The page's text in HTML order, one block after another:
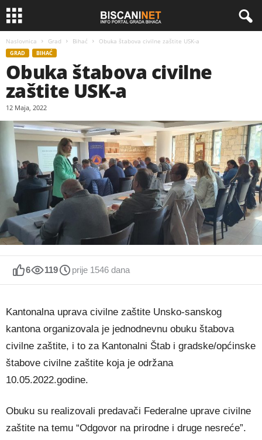
Naslovnica Grad Bihać Obuka štabova civilne zaštite USK-a
GRAD BIHAĆ
Obuka štabova civilne
zaštite USK-a
12 Maja, 2022
6 119 prije 1546 dana
Kantonalna uprava civilne zaštite Unsko-sanskog
kantona organizovala je jednodnevnu obuku štabova
civilne zaštite, i to za Kantonalni Štab i gradske/općinske
štabove civilne zaštite koja je održana
10.05.2022.godine.
Obuku su realizovali predavači Federalne uprave civilne
zaštite na temu “Odgovor na prirodne i druge nesreće”.